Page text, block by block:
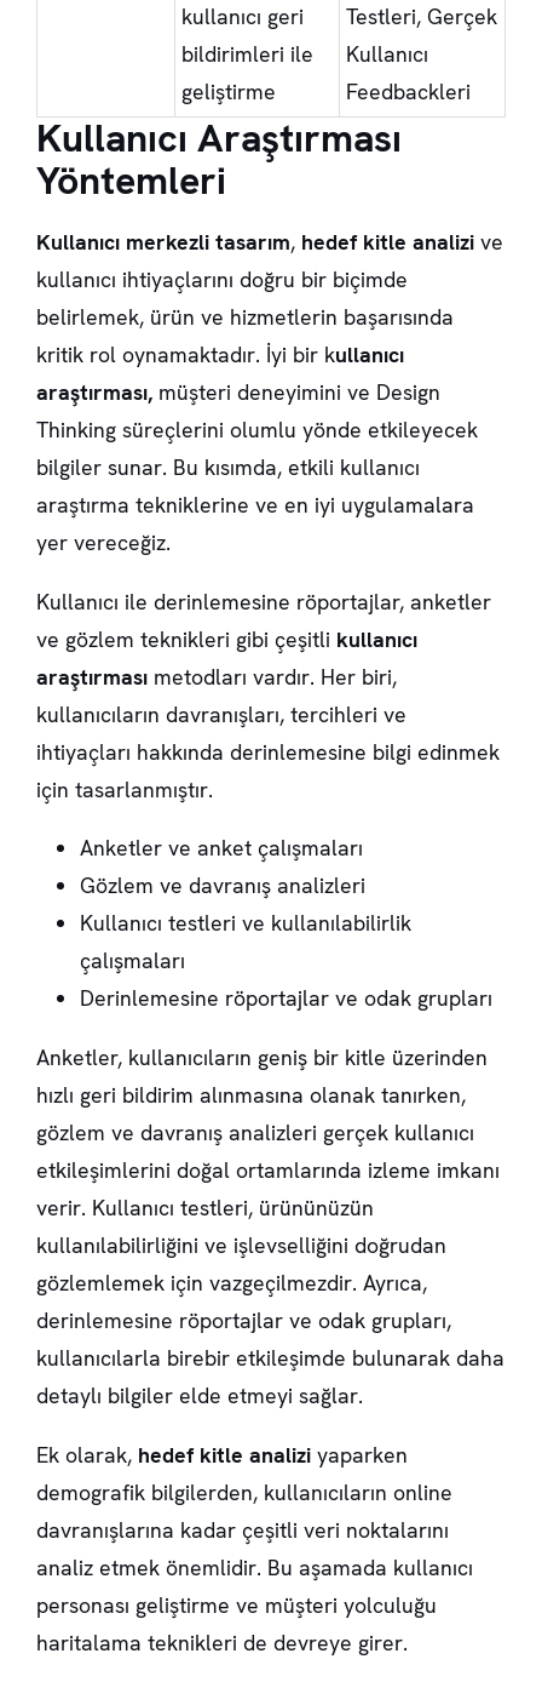
kullanıcı geri
bildirimleri ile
geliştirme
Testleri, Gerçek
Kullanıcı
Feedbackleri
Kullanıcı Araştırması
Yöntemleri
Kullanıcı merkezli tasarım, hedef kitle analizi ve
kullanıcı ihtiyaçlarını doğru bir biçimde
belirlemek, ürün ve hizmetlerin başarısında
kritik rol oynamaktadır. İyi bir kullanıcı
araştırması, müşteri deneyimini ve Design
Thinking süreçlerini olumlu yönde etkileyecek
bilgiler sunar. Bu kısımda, etkili kullanıcı
araştırma tekniklerine ve en iyi uygulamalara
yer vereceğiz.
Kullanıcı ile derinlemesine röportajlar, anketler
ve gözlem teknikleri gibi çeşitli kullanıcı
araştırması metodları vardır. Her biri,
kullanıcıların davranışları, tercihleri ve
ihtiyaçları hakkında derinlemesine bilgi edinmek
için tasarlanmıştır.
Anketler ve anket çalışmaları
Gözlem ve davranış analizleri
Kullanıcı testleri ve kullanılabilirlik
çalışmaları
Derinlemesine röportajlar ve odak grupları
Anketler, kullanıcıların geniş bir kitle üzerinden
hızlı geri bildirim alınmasına olanak tanırken,
gözlem ve davranış analizleri gerçek kullanıcı
etkileşimlerini doğal ortamlarında izleme imkanı
verir. Kullanıcı testleri, ürününüzün
kullanılabilirliğini ve işlevselliğini doğrudan
gözlemlemek için vazgeçilmezdir. Ayrıca,
derinlemesine röportajlar ve odak grupları,
kullanıcılarla birebir etkileşimde bulunarak daha
detaylı bilgiler elde etmeyi sağlar.
Ek olarak, hedef kitle analizi yaparken
demografik bilgilerden, kullanıcıların online
davranışlarına kadar çeşitli veri noktalarını
analiz etmek önemlidir. Bu aşamada kullanıcı
personası geliştirme ve müşteri yolculuğu
haritalama teknikleri de devreye girer.